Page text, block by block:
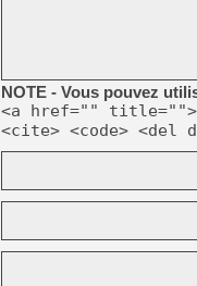
NOTE - Vous pouvez
<a href="" title="">
<cite> <code> <del